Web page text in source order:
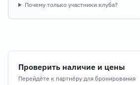
Почему только участники клуба?
Проверить наличие и цены
Перейдёте к партнёру для бронирования